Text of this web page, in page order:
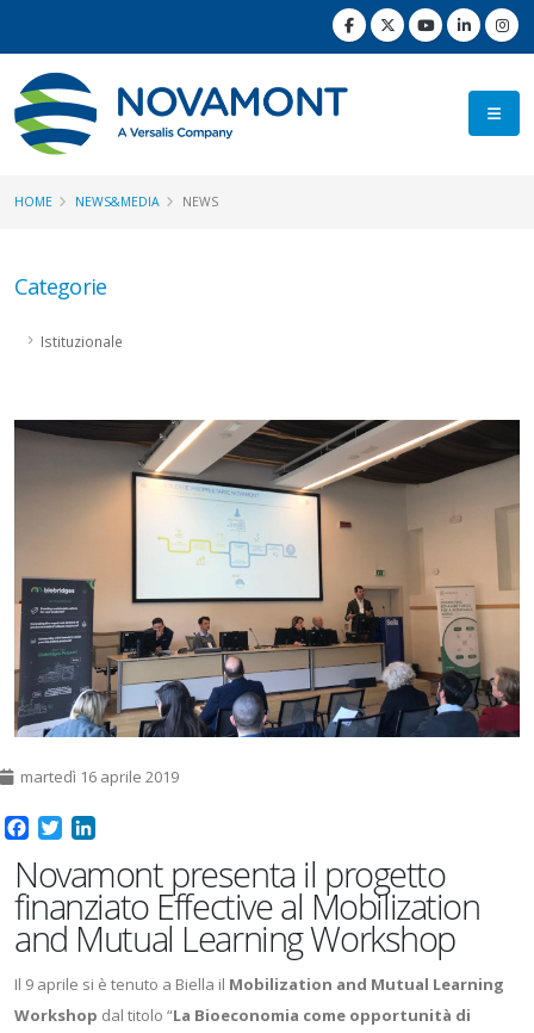
HOME NEWS&MEDIA NEWS
Categorie
Istituzionale
martedì 16 aprile 2019
Facebook
Twitter
Novamont presenta il progetto
finanziato Effective al Mobilization
and Mutual Learning Workshop
Il 9 aprile si è tenuto a Biella il Mobilization and Mutual Learning
Workshop dal titolo “La Bioeconomia come opportunità di